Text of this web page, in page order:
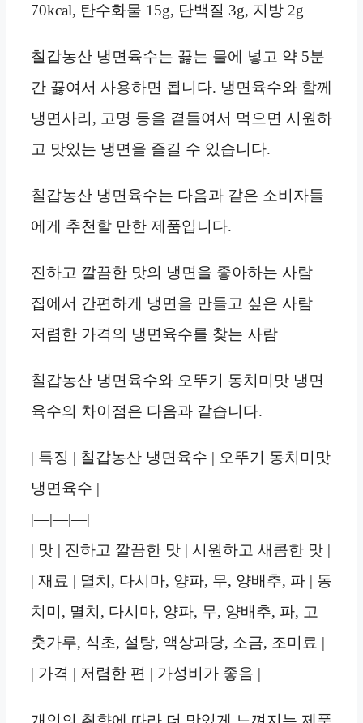
70kcal, 탄수화물 15g, 단백질 3g, 지방 2g
칠갑농산 냉면육수는 끓는 물에 넣고 약 5분
간 끓여서 사용하면 됩니다. 냉면육수와 함께
냉면사리, 고명 등을 곁들여서 먹으면 시원하
고 맛있는 냉면을 즐길 수 있습니다.
칠갑농산 냉면육수는 다음과 같은 소비자들
에게 추천할 만한 제품입니다.
진하고 깔끔한 맛의 냉면을 좋아하는 사람
집에서 간편하게 냉면을 만들고 싶은 사람
저렴한 가격의 냉면육수를 찾는 사람
칠갑농산 냉면육수와 오뚜기 동치미맛 냉면
육수의 차이점은 다음과 같습니다.
| 특징 | 칠갑농산 냉면육수 | 오뚜기 동치미맛
냉면육수 |
|—|—|—|
| 맛 | 진하고 깔끔한 맛 | 시원하고 새콤한 맛 |
| 재료 | 멸치, 다시마, 양파, 무, 양배추, 파 | 동
치미, 멸치, 다시마, 양파, 무, 양배추, 파, 고
춧가루, 식초, 설탕, 액상과당, 소금, 조미료 |
| 가격 | 저렴한 편 | 가성비가 좋음 |